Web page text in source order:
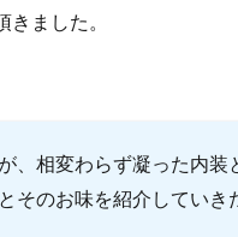
ました。
、相変わらず凝った内
そのお味を紹介していき